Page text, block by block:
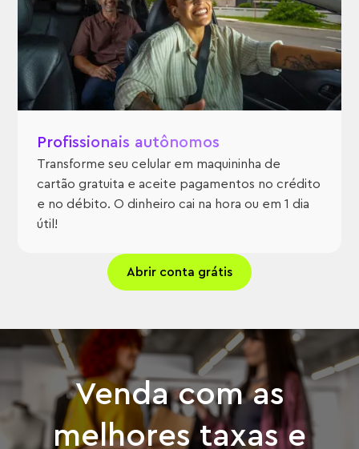
Profissionais autônomos
Transforme seu celular em maquininha de
cartão gratuita e aceite pagamentos no crédito
e no débito. O dinheiro cai na hora ou em 1 dia
útil!
Abrir conta grátis
Venda com as
melhores taxas e